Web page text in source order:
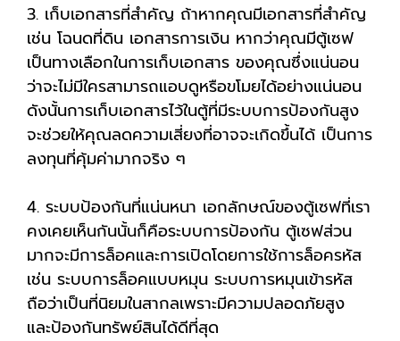
3. เก็บเอกสารที่สำคัญ ถ้าหากคุณมีเอกสารที่สำคัญ
เช่น โฉนดที่ดิน เอกสารการเงิน หากว่าคุณมีตู้เซฟ
เป็นทางเลือกในการเก็บเอกสาร ของคุณซึ่งแน่นอน
ว่าจะไม่มีใครสามารถแอบดูหรือขโมยได้อย่างแน่นอน
ดังนั้นการเก็บเอกสารไว้ในตู้ที่มีระบบการป้องกันสูง
จะช่วยให้คุณลดความเสี่ยงที่อาจจะเกิดขึ้นได้ เป็นการ
ลงทุนที่คุ้มค่ามากจริง ๆ
4. ระบบป้องกันที่แน่นหนา เอกลักษณ์ของตู้เซฟที่เรา
คงเคยเห็นกันนั้นก็คือระบบการป้องกัน ตู้เซฟส่วน
มากจะมีการล็อคและการเปิดโดยการใช้การล็อครหัส
เช่น ระบบการล็อคแบบหมุน ระบบการหมุนเข้ารหัส
ถือว่าเป็นที่นิยมในสากลเพราะมีความปลอดภัยสูง
และป้องกันทรัพย์สินได้ดีที่สุด